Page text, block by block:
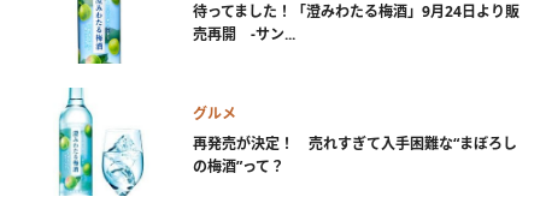
待ってました！「澄みわたる梅酒」9月24日より販
売再開 -サン...
グルメ
再発売が決定！ 売れすぎて入手困難な“まぼろし
の梅酒”って？